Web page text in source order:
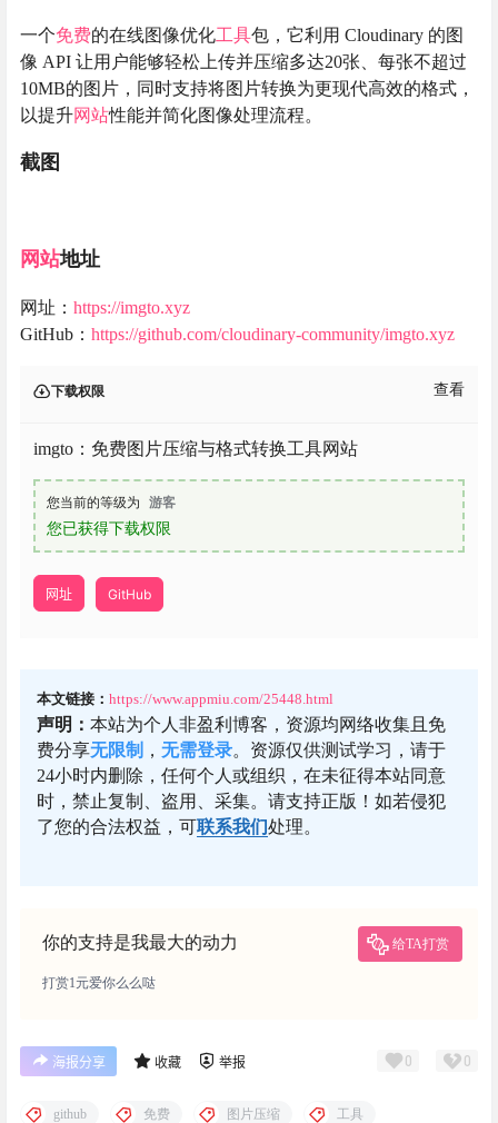
一个免费的在线图像优化工具包，它利用 Cloudinary 的图
像 API 让用户能够轻松上传并压缩多达20张、每张不超过
10MB的图片，同时支持将图片转换为更现代高效的格式，
以提升网站性能并简化图像处理流程。
截图
网站地址
网址： https://imgto.xyz
GitHub： https://github.com/cloudinary-community/imgto.xyz
下载权限 查看
imgto：免费图片压缩与格式转换工具网站
您当前的等级为 游客
您已获得下载权限
网址 GitHub
本文链接： https://www.appmiu.com/25448.html
声明： 本站为个人非盈利博客，资源均网络收集且免
费分享无限制 ， 无需登录。资源仅供测试学习，请于
24小时内删除，任何个人或组织，在未征得本站同意
时，禁止复制、盗用、采集。请支持正版！如若侵犯
了您的合法权益，可联系我们处理。
你的支持是我最大的动力 给TA打赏
打赏1元爱你么么哒
海报分享 收藏 举报 0 0
github 免费 图片压缩 工具